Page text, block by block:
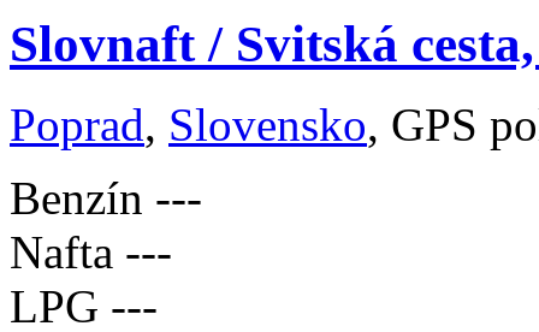
Slovnaft / Svitská
Poprad, Slovensko, GPS
Benzín ---
Nafta ---
LPG ---